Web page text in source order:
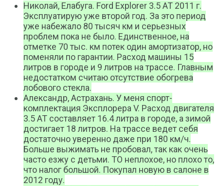
Николай, Елабуга. Ford Explorer 3.5 AT 2011 г.
Эксплуатирую уже второй год. За это период
уже набежало 80 тысяч км и серьезных
проблем пока не было. Единственное, на
отметке 70 тыс. км потек один амортизатор, но
поменяли по гарантии. Расход машины 15
литров в городе и 9 литров на трассе. Главным
недостатком считаю отсутствие обогрева
лобового стекла.
Александр, Астрахань. У меня спорт-
комплектация Эксплорера V. Расход двигателя
3.5 АТ составляет 16.4 литра в городе, а зимой
достигает 18 литров. На трассе ведет себя
достаточно уверенно даже при 180 км/ч.
Больше выжимать не пробовал, так как очень
часто езжу с детьми. ТО неплохое, но плохо то,
что налог большой. Покупал новую в салоне в
2012 году.